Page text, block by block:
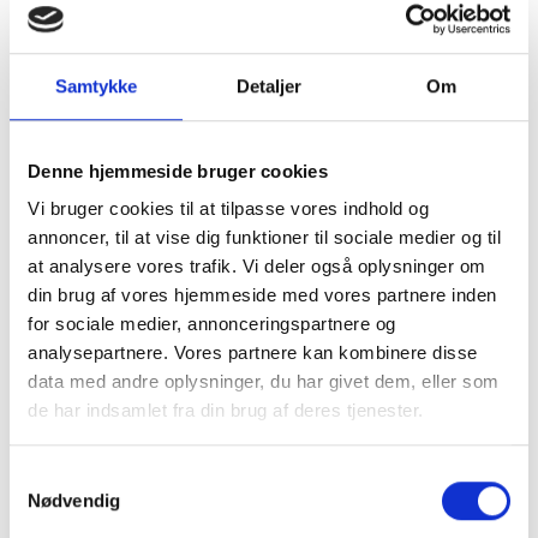
Samtykke Detaljer Om
Denne hjemmeside bruger cookies
Vi bruger cookies til at tilpasse vores indhold og
annoncer, til at vise dig funktioner til sociale medier og til
at analysere vores trafik. Vi deler også oplysninger om
din brug af vores hjemmeside med vores partnere inden
for sociale medier, annonceringspartnere og
analysepartnere. Vores partnere kan kombinere disse
data med andre oplysninger, du har givet dem, eller som
de har indsamlet fra din brug af deres tjenester.
Nødvendig
Sølvramme, mat, aluminium,
smal, 70 x 100 cm, Type 670
482,95 kr.
TILFØJ TIL KURV
Sølvramme, mat, aluminium,
smal, 70 x 70 cm, Type 670
493,95 kr.
TILFØJ TIL KURV